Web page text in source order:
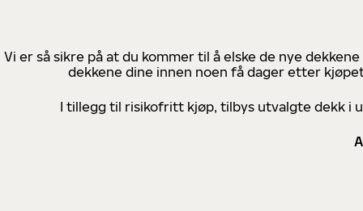
Vi er så sikre på at du kommer til å elske de nye
dekkene dine innen noen få dager etter
I tillegg til risikofritt kjøp, tilbys utvalgte dekk i